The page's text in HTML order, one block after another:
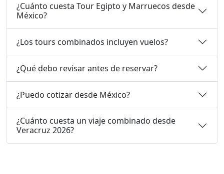
¿Cuánto cuesta Tour Egipto y Marruecos desde
México?
¿Los tours combinados incluyen vuelos?
¿Qué debo revisar antes de reservar?
¿Puedo cotizar desde México?
¿Cuánto cuesta un viaje combinado desde
Veracruz 2026?